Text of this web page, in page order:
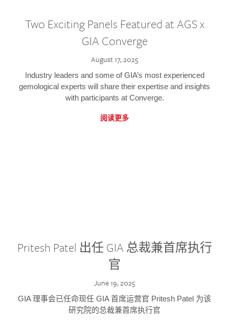
Two Exciting Panels Featured at AGS x
GIA Converge
August 17, 2025
Industry leaders and some of GIA’s most experienced
gemological experts will share their expertise and insights
with participants at Converge.
阅读更多
Pritesh Patel 出任 GIA 总裁兼首席执行
官
June 19, 2025
GIA 理事会已任命现任 GIA 首席运营官 Pritesh Patel 为该
研究院的总裁兼首席执行官